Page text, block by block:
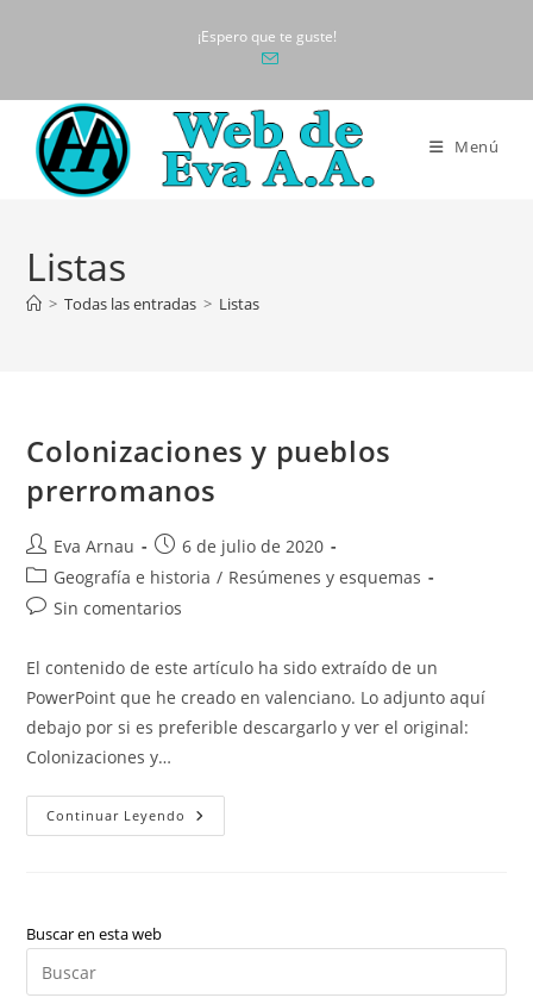
¡Espero que te guste!
Menú
Listas
> Todas las entradas > Listas
Colonizaciones y pueblos
prerromanos
Autor
de
la
entrada:
Eva Arnau
Publicación
de
entrada:
6 de julio de 2020
Categoría
de
Geografía e historia / Resúmenes y esquemas
Comentarios
la
entrada:
Sin comentarios
El contenido de este artículo ha sido extraído de un
PowerPoint que he creado en valenciano. Lo adjunto aquí
debajo por si es preferible descargarlo y ver el original:
Colonizaciones y…
Continuar Leyendo Colonizaciones
Y
Buscar en esta web